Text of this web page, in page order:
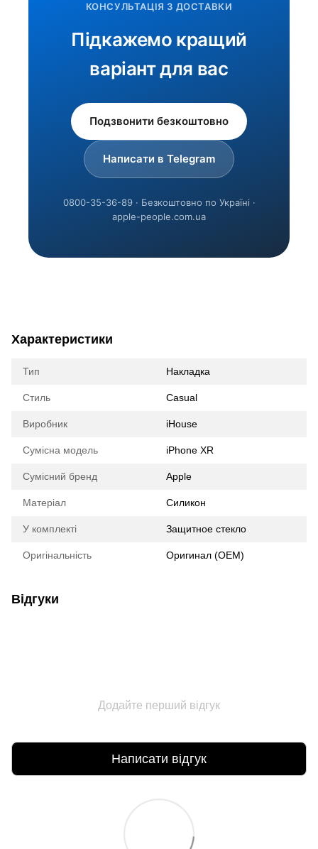
КОНСУЛЬТАЦІЯ З ДОСТАВКИ
Підкажемо кращий
варіант для вас
Подзвонити безкоштовно
Написати в Telegram
0800-35-36-89 · Безкоштовно по Україні ·
apple-people.com.ua
Характеристики
Тип Накладка
Стиль Casual
Виробник iHouse
Сумісна модель iPhone XR
Сумісний бренд Apple
Матеріал Силикон
У комплекті Защитное стекло
Оригінальність Оригинал (ОЕМ)
Відгуки
Додайте перший відгук
Написати відгук